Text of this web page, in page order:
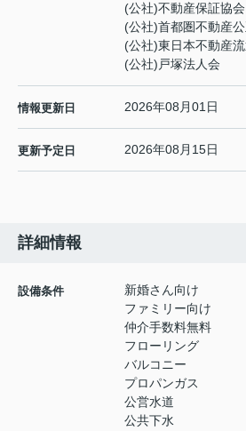
(公社)不動産保証協会
(公社)首都圏不動産
(公社)東日本不動産
(公社)戸塚法人会
情報更新日 2026年08月01日
更新予定日 2026年08月15日
詳細情報
設備条件
新婚さん向け
ファミリー向け
仲介手数料無料
フローリング
バルコニー
プロパンガス
公営水道
公共下水